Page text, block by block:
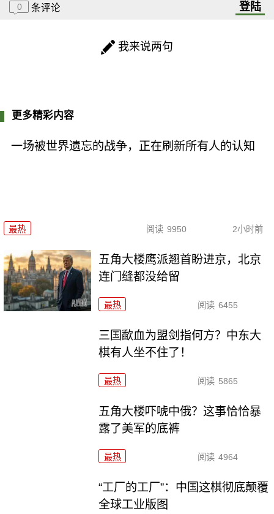
0 条评论 登陆
我来说两句
更多精彩内容
一场被世界遗忘的战争，正在刷新所有人的认知
最热 阅读 9950 2小时前
五角大楼鹰派翘首盼进京，北京
连门缝都没给留
最热 阅读 6455
三国歃血为盟剑指何方？中东大
棋有人坐不住了！
最热 阅读 5865
五角大楼吓唬中俄？这事恰恰暴
露了美军的底裤
最热 阅读 4964
“工厂的工厂”：中国这棋彻底颠覆
全球工业版图